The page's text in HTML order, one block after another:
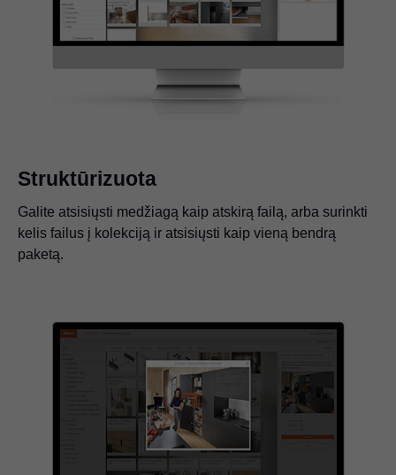
Struktūrizuota
Galite atsisiųsti medžiagą kaip atskirą failą, arba surinkti
kelis failus į kolekciją ir atsisiųsti kaip vieną bendrą
paketą.